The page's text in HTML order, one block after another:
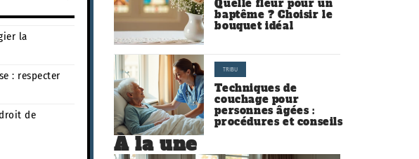
la
: respecter
de
Quelle fleur pour un
baptême ? Choisir le
bouquet idéal
TRIBU
Techniques de
couchage pour
personnes âgées :
procédures et conseils
À la une